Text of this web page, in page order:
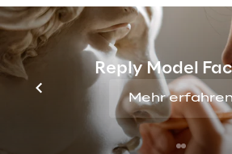
Reply Model
Mehr erfahren
Die besten 40 Ergebnisse und
Gleichstände qualifizieren
Löcher für das Finale, das am
Freitag, 2. September,
dem Einzeltitel kämpfen die
Trophäe der Nationen